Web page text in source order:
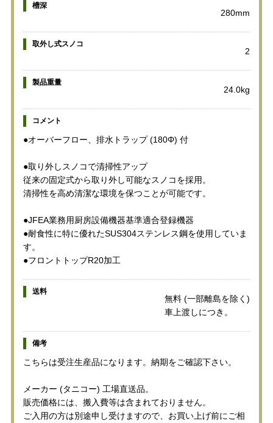
槽深
280mm
取外し式スノコ
2
製品重量
24.0kg
コメント
●オーバーフロー、排水トラップ (180Φ) 付
●取り外しスノコで清掃性アップ
従来の固定式から取り外し可能なスノコを採用。
清掃性を高め清潔な環境を保つことが可能です。
●JFEA業務用厨房設備機器基準適合登録機器
●耐食性に特に優れたSUS304ステンレス鋼を使用していま
す。
●フロントトップR20加工
送料
無料 (一部離島を除く)
車上渡しにつき。
備考
こちらは受注生産品になります。納期をご確認下さい。
メーカー (タニコー) 工場直送品。
販売価格には、搬入費等は含まれておりません。
ご入用の方は別途申し受けますので、お買い上げ前にご相